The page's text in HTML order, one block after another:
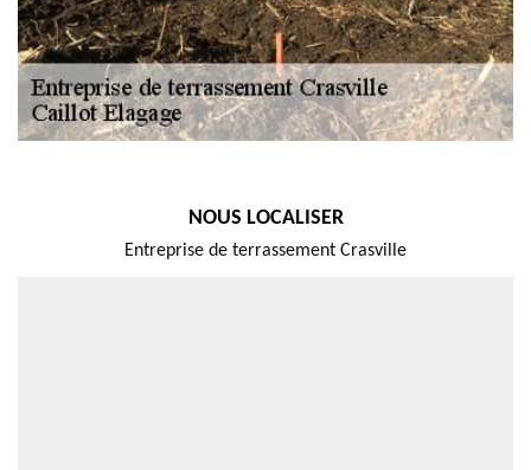
NOUS LOCALISER
Entreprise de terrassement Crasville